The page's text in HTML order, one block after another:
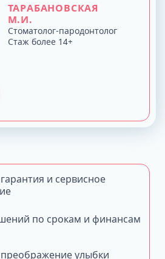
ТАРАБАНОВСКАЯ
М.И.
Стоматолог-пародонтолог
Стаж более 14+
улыбки
и сервисное
по срокам и финансам